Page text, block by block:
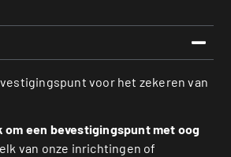
voor het zekeren van
om een bevestigingspunt met oog
van onze inrichtingen of